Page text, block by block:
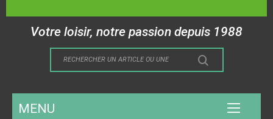
Votre loisir, notre passion depuis 1988
MENU